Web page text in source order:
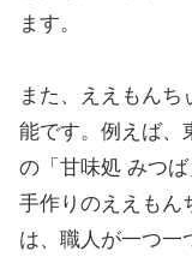
ます。
また、ええもんち
能です。例えば、
の「甘味処 みつば
手作りのええもん
は、職人が一つ一